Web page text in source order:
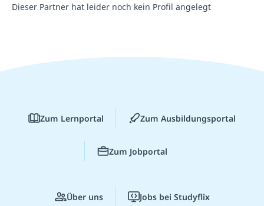
Dieser Partner hat leider noch kein Profil angelegt
Zum Lernportal Zum Ausbildungsportal
Zum Jobportal
Über uns Jobs bei Studyflix